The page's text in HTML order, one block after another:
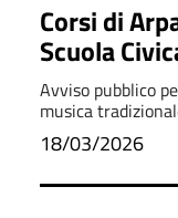
Corsi di
Scuola
Avviso pubblico
musica
18/03/2026